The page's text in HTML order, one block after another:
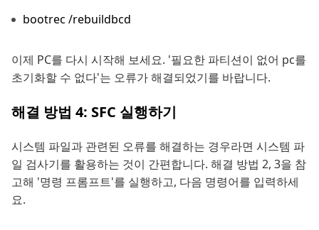
bootrec /rebuildbcd
이제 PC를 다시 시작해 보세요. '필요한 파티션이 없어 pc를
초기화할 수 없다'는 오류가 해결되었기를 바랍니다.
해결 방법 4: SFC 실행하기
시스템 파일과 관련된 오류를 해결하는 경우라면 시스템 파
일 검사기를 활용하는 것이 간편합니다. 해결 방법 2, 3을 참
고해 '명령 프롬프트'를 실행하고, 다음 명령어를 입력하세
요.